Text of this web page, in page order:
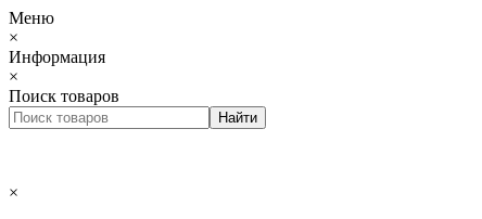
Меню
×
Информация
×
Поиск товаров
×